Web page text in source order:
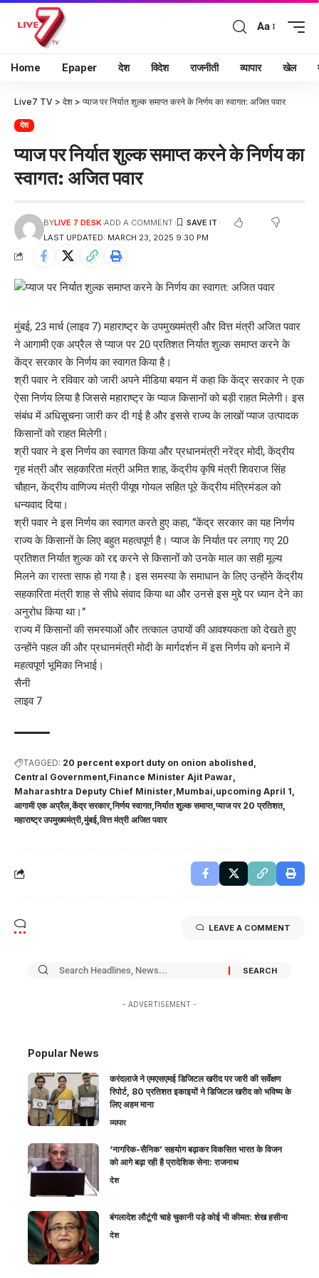
Aa
Home Epaper देश विदेश राजनीती व्यापार खेल
Live7 TV > देश > प्याज पर निर्यात शुल्क समाप्त करने के निर्णय का स्वागत: अजित पवार
देश
प्याज पर निर्यात शुल्क समाप्त करने के निर्णय का
स्वागत: अजित पवार
LAST UPDATED: MARCH 23, 2025 9:30 PM
BYLIVE 7 DESK ADD A COMMENT
मुंबई, 23 मार्च (लाइव 7) महाराष्ट्र के उपमुख्यमंत्री और वित्त मंत्री अजित पवार
ने आगामी एक अप्रैल से प्याज पर 20 प्रतिशत निर्यात शुल्क समाप्त करने के
केंद्र सरकार के निर्णय का स्वागत किया है।
श्री पवार ने रविवार को जारी अपने मीडिया बयान में कहा कि केंद्र सरकार ने एक
ऐसा निर्णय लिया है जिससे महाराष्ट्र के प्याज किसानों को बड़ी राहत मिलेगी। इस
संबंध में अधिसूचना जारी कर दी गई है और इससे राज्य के लाखों प्याज उत्पादक
किसानों को राहत मिलेगी।
श्री पवार ने इस निर्णय का स्वागत किया और प्रधानमंत्री नरेंद्र मोदी, केंद्रीय
गृह मंत्री और सहकारिता मंत्री अमित शाह, केंद्रीय कृषि मंत्री शिवराज सिंह
चौहान, केंद्रीय वाणिज्य मंत्री पीयूष गोयल सहित पूरे केंद्रीय मंत्रिमंडल को
धन्यवाद दिया।
श्री पवार ने इस निर्णय का स्वागत करते हुए कहा, “केंद्र सरकार का यह निर्णय
राज्य के किसानों के लिए बहुत महत्वपूर्ण है। प्याज के निर्यात पर लगाए गए 20
प्रतिशत निर्यात शुल्क को रद्द करने से किसानों को उनके माल का सही मूल्य
मिलने का रास्ता साफ हो गया है। इस समस्या के समाधान के लिए उन्होंने केंद्रीय
सहकारिता मंत्री शाह से सीधे संवाद किया था और उनसे इस मुद्दे पर ध्यान देने का
अनुरोध किया था।”
राज्य में किसानों की समस्याओं और तत्काल उपायों की आवश्यकता को देखते हुए
उन्होंने पहल की और प्रधानमंत्री मोदी के मार्गदर्शन में इस निर्णय को बनाने में
महत्वपूर्ण भूमिका निभाई।
सैनी
लाइव 7
TAGGED: 20 percent export duty on onion abolished
Central Government Finance Minister Ajit Pawar
Maharashtra Deputy Chief Minister Mumbai upcoming April 1
आगामी एक अप्रैल केंद्र सरकार निर्णय स्वागत निर्यात शुल्क समाप्त प्याज पर 20 प्रतिशत
महाराष्ट्र उपमुख्यमंत्री मुंबई वित्त मंत्री अजित पवार
LEAVE A COMMENT
- ADVERTISEMENT -
Popular News
करंदलाजे ने एमएसएमई डिजिटल खरीद पर जारी की सर्वेक्षण
रिपोर्ट, 80 प्रतिशत इकाइयों ने डिजिटल खरीद को भविष्य के
लिए अहम माना
व्यापार
‘नागरिक-सैनिक’ सहयोग बढ़ाकर विकसित भारत के विजन
को आगे बढ़ा रही है प्रादेशिक सेना: राजनाथ
देश
बंगलादेश लौटूंगी चाहे चुकानी पड़े कोई भी कीमत: शेख हसीना
देश